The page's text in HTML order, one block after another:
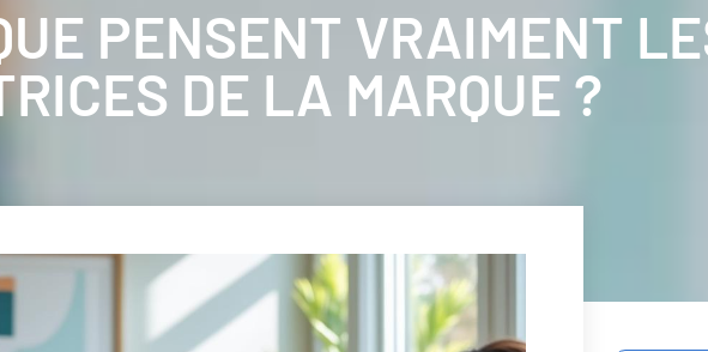
PENSENT VRAIMENT
DE LA MARQUE ?